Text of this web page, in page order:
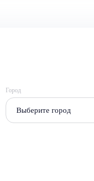
Город
Выберите город